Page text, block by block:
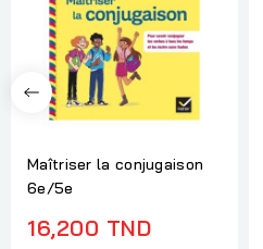
Maîtriser la conjugaison
6e/5e
16,200 TND